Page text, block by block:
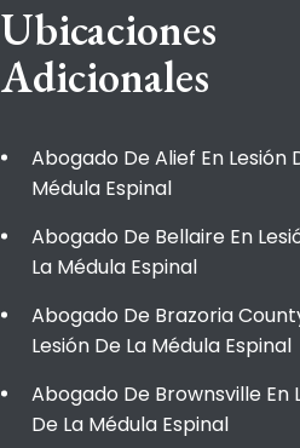
Ubicaciones
Adicionales
Abogado De Alief En Lesión
Médula Espinal
Abogado De Bellaire En
La Médula Espinal
Abogado De Brazoria
Lesión De La Médula Espinal
Abogado De Brownsville En
De La Médula Espinal